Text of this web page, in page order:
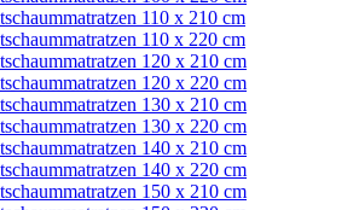
110 x 210 cm
110 x 220 cm
120 x 210 cm
120 x 220 cm
130 x 210 cm
130 x 220 cm
140 x 210 cm
140 x 220 cm
150 x 210 cm